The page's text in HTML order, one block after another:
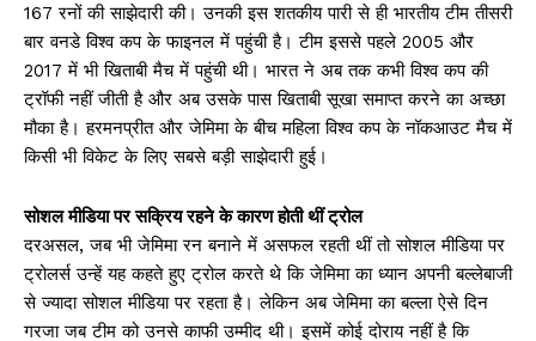
167 रनों की साझेदारी की। उनकी इस शतकीय पारी से ही भारतीय टीम तीसरी
बार वनडे विश्व कप के फाइनल में पहुंची है। टीम इससे पहले 2005 और
2017 में भी खिताबी मैच में पहुंची थी। भारत ने अब तक कभी विश्व कप की
ट्रॉफी नहीं जीती है और अब उसके पास खिताबी सूखा समाप्त करने का अच्छा
मौका है। हरमनप्रीत और जेमिमा के बीच महिला विश्व कप के नॉकआउट मैच में
किसी भी विकेट के लिए सबसे बड़ी साझेदारी हुई।
सोशल मीडिया पर सक्रिय रहने के कारण होती थीं ट्रोल
दरअसल, जब भी जेमिमा रन बनाने में असफल रहती थीं तो सोशल मीडिया पर
ट्रोलर्स उन्हें यह कहते हुए ट्रोल करते थे कि जेमिमा का ध्यान अपनी बल्लेबाजी
से ज्यादा सोशल मीडिया पर रहता है। लेकिन अब जेमिमा का बल्ला ऐसे दिन
गरजा जब टीम को उनसे काफी उम्मीद थी। इसमें कोई दोराय नहीं है कि